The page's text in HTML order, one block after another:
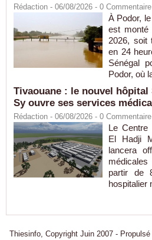
Rédaction - 06/08/2026 - 0 Commentaire
À Podor,
est
2026, soit
en 24
Sénégal
Podor, où
Tivaouane : le nouvel
Sy ouvre ses services
Rédaction - 06/08/2026 - 0 Commentaire
Le Centre
El Hadji
lancera
partir de
hospitalier
Thiesinfo, Copyright Juin 2007 -